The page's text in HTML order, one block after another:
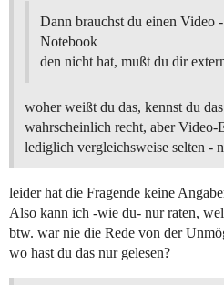
Dann brauchst du einen Video
Notebook
den nicht hat, mußt du dir
woher weißt du das, kennst du
wahrscheinlich recht, aber Video-
lediglich vergleichsweise selten -
leider hat die Fragende keine
Also kann ich -wie du- nur raten,
btw. war nie die Rede von der
wo hast du das nur gelesen?